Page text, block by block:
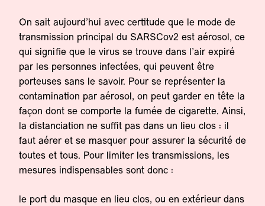
On sait aujourd’hui avec certitude que le mode de
transmission principal du SARSCov2 est aérosol, ce
qui signifie que le virus se trouve dans l’air expiré
par les personnes infectées, qui peuvent être
porteuses sans le savoir. Pour se représenter la
contamination par aérosol, on peut garder en tête la
façon dont se comporte la fumée de cigarette. Ainsi,
la distanciation ne suffit pas dans un lieu clos : il
faut aérer et se masquer pour assurer la sécurité de
toutes et tous. Pour limiter les transmissions, les
mesures indispensables sont donc :
le port du masque en lieu clos, ou en extérieur dans